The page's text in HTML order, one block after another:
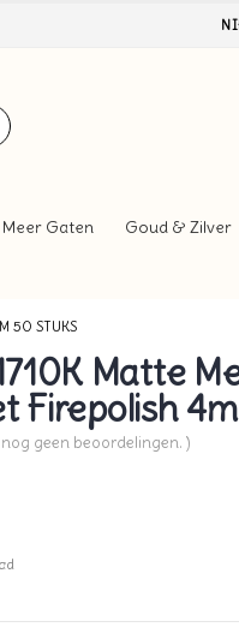
Gaten Goud & Zilver
50 STUKS
Matte
Firepolish
nog geen beoordelingen. )